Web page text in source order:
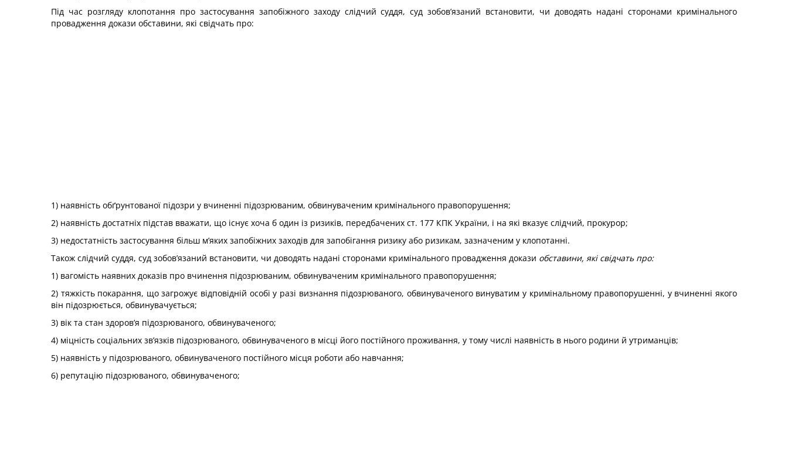
Під час розгляду клопотання про застосування запобіжного заходу слідчий суддя, суд зобов’язаний встановити, чи доводять надані сторонами кримінального
провадження докази обставини, які свідчать про:
1) наявність обґрунтованої підозри у вчиненні підозрюваним, обвинуваченим кримінального правопорушення;
2) наявність достатніх підстав вважати, що існує хоча б один із ризиків, передбачених ст. 177 КПК України, і на які вказує слідчий, прокурор;
3) недостатність застосування більш м’яких запобіжних заходів для запобігання ризику або ризикам, зазначеним у клопотанні.
Також слідчий суддя, суд зобов’язаний встановити, чи доводять надані сторонами кримінального провадження докази обставини, які свідчать про:
1) вагомість наявних доказів про вчинення підозрюваним, обвинуваченим кримінального правопорушення;
2) тяжкість покарання, що загрожує відповідній особі у разі визнання підозрюваного, обвинуваченого винуватим у кримінальному правопорушенні, у вчиненні якого
він підозрюється, обвинувачується;
3) вік та стан здоров’я підозрюваного, обвинуваченого;
4) міцність соціальних зв’язків підозрюваного, обвинуваченого в місці його постійного проживання, у тому числі наявність в нього родини й утриманців;
5) наявність у підозрюваного, обвинуваченого постійного місця роботи або навчання;
6) репутацію підозрюваного, обвинуваченого;